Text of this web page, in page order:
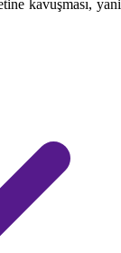
kavuşması, yani